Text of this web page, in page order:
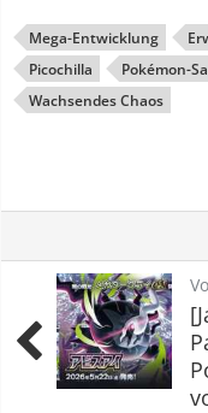
Mega-Entwicklung
Picochilla
Pokémon-
Wachsendes Chaos